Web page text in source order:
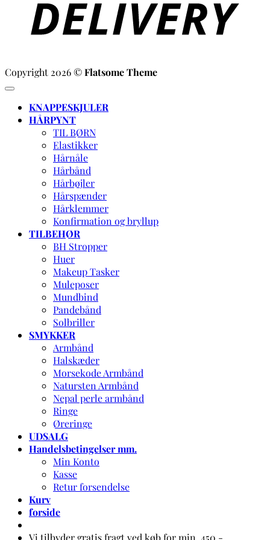
Copyright 2026 ©Flatsome Theme
KNAPPESKJULER
HÅRPYNT
TIL BØRN
Elastikker
Hårnåle
Hårbånd
Hårbøjler
Hårspænder
Hårklemmer
Konfirmation og bryllup
TILBEHØR
BH Stropper
Huer
Makeup Tasker
Muleposer
Mundbind
Pandebånd
Solbriller
SMYKKER
Armbånd
Halskæder
Morsekode Armbånd
Natursten Armbånd
Nepal perle armbånd
Ringe
Øreringe
UDSALG
Handelsbetingelser mm.
Min Konto
Kasse
Retur forsendelse
Kurv
forside
Vi tilbyder gratis fragt ved køb for min. 450,-